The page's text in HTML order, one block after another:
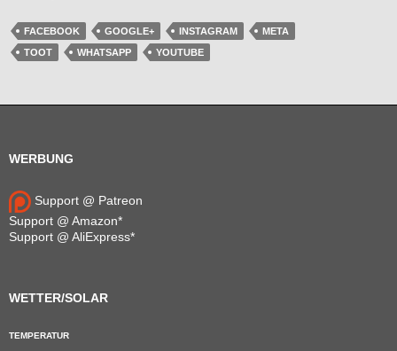
FACEBOOK GOOGLE+ INSTAGRAM
META
TOOT
WHATSAPP YOUTUBE
WERBUNG
Support @ Patreon
Support @ Amazon*
Support @ AliExpress*
WETTER/SOLAR
TEMPERATUR